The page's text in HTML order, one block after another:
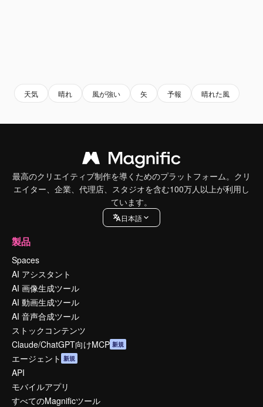
天気 晴れ 風が強い 矢 予報 晴れた風
最高のクリエイティブ制作を導くためのプラットフォーム。クリ
エイター、企業、代理店、スタジオを含む100万人以上が利用し
ています。
日本語
製品
Spaces
AI アシスタント
AI 画像生成ツール
AI 動画生成ツール
AI 音声合成ツール
ストックコンテンツ
Claude/ChatGPT向けMCP 新規
エージェント 新規
API
モバイルアプリ
すべてのMagnificツール